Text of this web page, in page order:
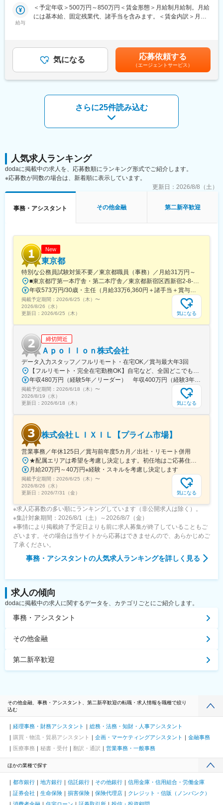
■取引先の企業
株式会社アクティオ/AKTIOグループ/葵重機有限会社/株式会社オー
ビック
等
■企業の魅力
・当社のお取引の約90%は法人顧客です。特に主要顧客である建
設機械レンタル業界国内トップ企業は、社長の出身企業というこ
ともあり強固な取引基盤を構築しております。
みとして創業から30年、安定した成長を続けています。
変更の範囲：会社の定める業務
当社のカスタマーサポート課（名古屋）にて、カスタマーサポー
トとして既存顧客への資産運用提案やアフターフォローを主軸と
なく、既存顧客への対応が中心となります。
・定期面談（6か月ごと）の案内や面談対応、顧客からの問い合わ
せへのヒアリング・サポート
・電話やメールによる顧客活動状況の確認と継続的なフォロー
・追加提案資料の作成、プレゼンテーションの実施
・顧客のニーズや状況を丁寧にヒアリングし、長期的な伴走支援
方針の策定
■組織構成
名古屋オフィスはマネージャー1名、メンバー4名、事務1名の計6
名体制です。
しています。
1か月程度の研修期間があり、その後はOJTにてフォロー致しま
す。2か月程度での独り立ちを想定しております。
■当社の特徴：
（1） ゴールベースプランニング
お客様の現状や課題を丁寧にヒアリングし、ゴールを共有した上
でコンサルティングを実施
（2） FSカンファレンス
提案前に社内会議を実施し、チームで最適な提案を検討すること
で高品質なコンサルティングを実現
ポートフォリオマネージャーが在籍し、専門的な視点で質の高い
運用戦略を提案
（4） 充実したサポート体制
定期面談やセミナー、コーチングを通じ、長期的な資産運用を支
援
（5） 包括的な資産相談
資産運用に加え、保険・不動産・相続・事業承継まで幅広く対応
可能
変更の範囲：無
給与
＜予定年収＞500万円～850万円＜賃金形態＞月給制月給制。月給
には基本給、固定残業代、諸手当を含みます。＜賃金内訳＞月額
360,000円～600,000円（一律手当を含む）＜昇給有無＞有＜残業
手当＞有賃金はあくまでも目安の金額であり、選考を通じて上下
する可能性があります。月給(月額)は固定手当を含めた表記です。
気になる 応募依頼する
（エージェントサービス）
さらに25件読み込む
人気求人ランキング
dodaに掲載中の求人を、応募数順にランキング形式でご紹介します。
※応募数が同数の場合は、新着順に表示しています。
更新日： 2026/8/8（土）
事務・アシスタント その他金融 第二新卒歓迎
New
東京都
特別な公務員試験対策不要／東京都職員（事務）／月給31万円～
■東京都庁第一本庁舎・第二本庁舎／東京都新宿区西新宿2-8-1 ※東京都庁本庁舎のほか、都内の出先事業所などに配属される場合があります。 ※配属される部署によってリモートワークの相談も可能です。 ◎アクセス・「JR新宿駅」（西口から徒歩約10分）・都営地下鉄大江戸線「都庁前駅」・新宿駅西口（地下バスのりば）から都営バス（都庁循環）「都庁第一本庁舎」、「都庁第二本庁舎」、「都議会議事堂」下車・JR新宿駅西改札「新宿駅西口」バス停から「西参道方面」行きの新宿WEバス乗車、「新宿ワシントンホテル前」下車※禁煙対策：敷地内禁煙
年収573万円/30歳・主任（月給33万6,360円＋諸手当＋賞与） 年収694万円/35歳・課長代理（月給40万3,560円＋諸手当＋賞与）
掲載予定期間： 2026/6/25（木） 〜
2026/8/26（水）
更新日： 2026/6/25（木） 気になる
締切間近
Ａｐｏｌｌｏｎ株式会社
データ入力スタッフ／フルリモート・在宅OK／賞与最大年3回
【フルリモート・完全在宅勤務OK】自宅など、全国どこでもあなたが働きやすい場所で働けます★転居を伴う転勤なし★全国47都道府県どこからでも応募OK【本社】東京都新宿区山吹町130番地の15 茜ビル2-A＜アクセス＞有楽町線「江戸川橋駅」、東西線「東西線」より徒歩10分※受動喫煙対策：あり
年収480万円（経験5年／リーダー） 年収400万円（経験3年／メンバー）
掲載予定期間： 2026/6/18（木） 〜
2026/8/19（水）
更新日： 2026/6/18（木） 気になる
株式会社ＬＩＸＩＬ【プライム市場】
営業事務／年休125日／賞与前年度5カ月／出社・リモート併用
★配属エリアは希望を考慮し決定します。初任地はご応募住所での配属となります。入社後、転勤が伴う異動に関しては、必ず勤務地のご希望も確認した上で決定します。【配属オフィス一覧】■東京都品川区西品川1丁目1-1 大崎ガーデンタワー■愛知県名古屋市中村区名駅南4丁目11-40■京都府京都市伏見区竹田田中宮町103 ■大阪府大阪市中央区本町2丁目6-8 センバ・セントラルビル9F■大阪府箕面市萱野4丁目5-45■広島県広島市安佐南区西原6丁目11-8■福岡県福岡市博多区半道橋2-15-10 SOLAビル★出社とリモートワークを併用しながらの勤務となります。 業務に慣れるまでは、原則出社となります。 慣れてきたら少しずつリモートの日を増やし、最終的には週1～3日ほどの出社となる予定です（目安：～入社6カ月）。※受動喫煙対策：あり
月給20万円～40万円※経験・スキルを考慮し決定します
掲載予定期間： 2026/6/25（木） 〜
2026/8/26（水）
更新日： 2026/7/31（金） 気になる
※求人応募数の多い順にランキングしています（非公開求人は除く）。
※集計対象期間：2026/8/1（土）～2026/8/7（金）
※事情により掲載終了予定日よりも前に求人募集が終了していることもご
ざいます。その場合は当サイトから応募はできませんので、あらかじめご
了承ください。
事務・アシスタントの人気求人ランキングを詳しく見る
求人の傾向
dodaに掲載中の求人に関するデータを、カテゴリごとにご紹介します。
事務・アシスタント
その他金融
第二新卒歓迎
その他金融、事務・アシスタント、第二新卒歓迎の転職・求人情報を職種で絞り
込む
経理事務・財務アシスタント
総務・法務・知財・人事アシスタント
購買・物流・貿易アシスタント
企画・マーケティングアシスタント
金融事務
医療事務
秘書・受付 翻訳・通訳 営業事務・一般事務
ほかの業種で探す
都市銀行 地方銀行 信託銀行 その他銀行
信用金庫・信用組合・労働金庫
証券会社
生命保険 損害保険 保険代理店
クレジット・信販（ノンバンク）